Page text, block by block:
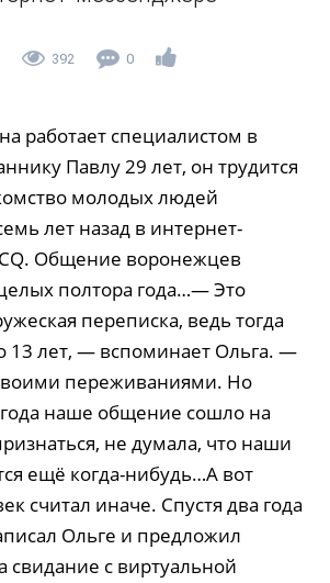
392 0
работает специалистом в
Павлу 29 лет, он трудится
молодых людей
лет назад в интернет-
Общение воронежцев
полтора года…— Это
переписка, ведь тогда
13 лет, — вспоминает Ольга. —
переживаниями. Но
наше общение сошло на
не думала, что наши
ещё когда-нибудь…А вот
считал иначе. Спустя два года
Ольге и предложил
свидание с виртуальной